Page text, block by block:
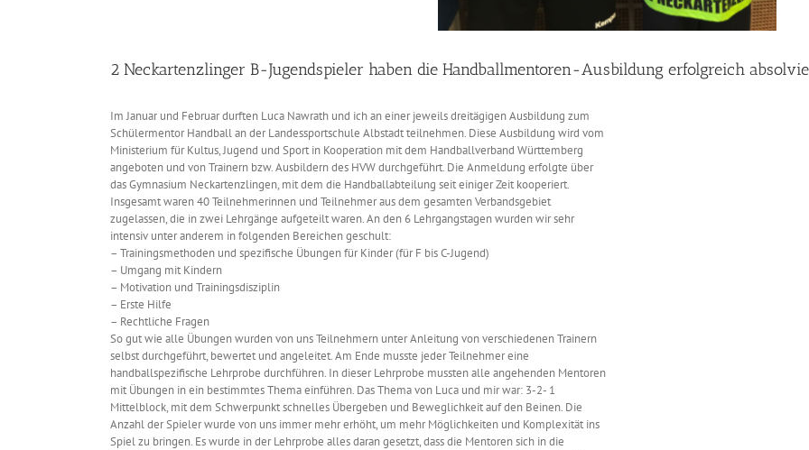
2 Neckartenzlinger B-Jugendspieler haben die Handballmentoren-Ausbildung erfolgreich
Im Januar und Februar durften Luca Nawrath und ich an einer jeweils dreitägigen Ausbildung zum
Schülermentor Handball an der Landessportschule Albstadt teilnehmen. Diese Ausbildung wird vom
Ministerium für Kultus, Jugend und Sport in Kooperation mit dem Handballverband Württemberg
angeboten und von Trainern bzw. Ausbildern des HVW durchgeführt. Die Anmeldung erfolgte über
das Gymnasium Neckartenzlingen, mit dem die Handballabteilung seit einiger Zeit kooperiert.
Insgesamt waren 40 Teilnehmerinnen und Teilnehmer aus dem gesamten Verbandsgebiet
zugelassen, die in zwei Lehrgänge aufgeteilt waren. An den 6 Lehrgangstagen wurden wir sehr
intensiv unter anderem in folgenden Bereichen geschult:
– Trainingsmethoden und spezifische Übungen für Kinder (für F bis C-Jugend)
– Umgang mit Kindern
– Motivation und Trainingsdisziplin
– Erste Hilfe
– Rechtliche Fragen
So gut wie alle Übungen wurden von uns Teilnehmern unter Anleitung von verschiedenen Trainern
selbst durchgeführt, bewertet und angeleitet. Am Ende musste jeder Teilnehmer eine
handballspezifische Lehrprobe durchführen. In dieser Lehrprobe mussten alle angehenden Mentoren
mit Übungen in ein bestimmtes Thema einführen. Das Thema von Luca und mir war: 3-2- 1
Mittelblock, mit dem Schwerpunkt schnelles Übergeben und Beweglichkeit auf den Beinen. Die
Anzahl der Spieler wurde von uns immer mehr erhöht, um mehr Möglichkeiten und Komplexität ins
Spiel zu bringen. Es wurde in der Lehrprobe alles daran gesetzt, dass die Mentoren sich in die